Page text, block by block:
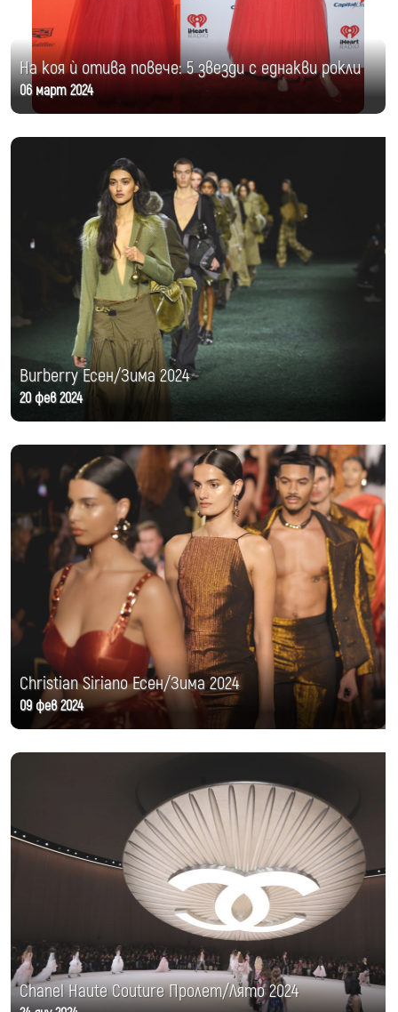
На коя ѝ отива повече: 5 звезди с еднакви рокли
06 март 2024
Burberry Есен/Зима 2024
20 фев 2024
Christian Siriano Есен/Зима 2024
09 фев 2024
Chanel Haute Couture Пролет/Лято 2024